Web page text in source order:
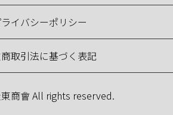
イバシーポリシー
取引法に基づく表記
商會 All rights reserved.